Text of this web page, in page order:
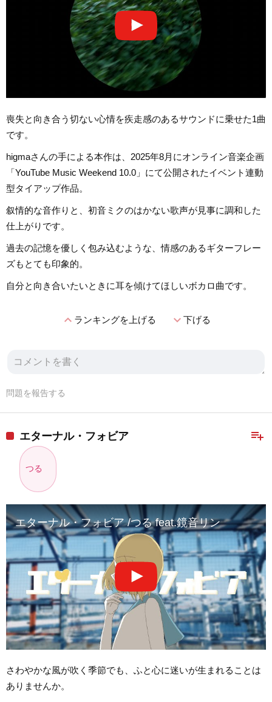
喪失と向き合う切ない心情を疾走感のあるサウンドに乗せた1曲
です。
higmaさんの手による本作は、2025年8月にオンライン音楽企画
「YouTube Music Weekend 10.0」にて公開されたイベント連動
型タイアップ作品。
叙情的な音作りと、初音ミクのはかない歌声が見事に調和した
仕上がりです。
過去の記憶を優しく包み込むような、情感のあるギターフレー
ズもとても印象的。
自分と向き合いたいときに耳を傾けてほしいボカロ曲です。
expand_lessランキングを上げる expand_more下げる
問題を報告する
playlist_add
エターナル・フォビア
つる
エターナル・フォビア /つる feat.鏡音リン
さわやかな風が吹く季節でも、ふと心に迷いが生まれることは
ありませんか。